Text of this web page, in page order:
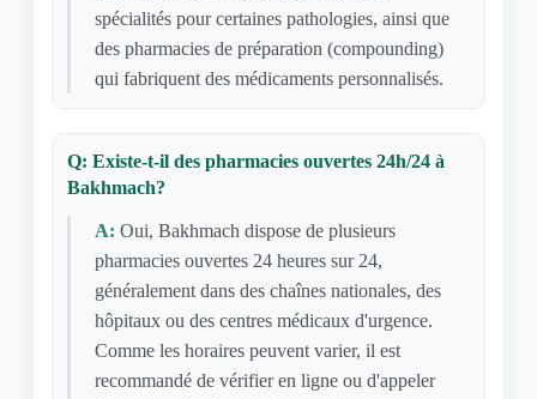
spécialités pour certaines pathologies, ainsi que
des pharmacies de préparation (compounding)
qui fabriquent des médicaments personnalisés.
Q: Existe-t-il des pharmacies ouvertes 24h/24 à
Bakhmach?
A: Oui, Bakhmach dispose de plusieurs
pharmacies ouvertes 24 heures sur 24,
généralement dans des chaînes nationales, des
hôpitaux ou des centres médicaux d'urgence.
Comme les horaires peuvent varier, il est
recommandé de vérifier en ligne ou d'appeler